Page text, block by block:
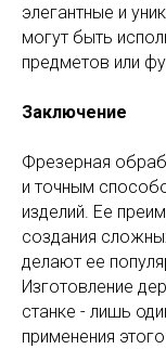
элегантные и
могут быть
предметов или
Заключение
Фрезерная
и точным
изделий. Ее
создания
делают ее
Изготовление
станке - лишь
применения